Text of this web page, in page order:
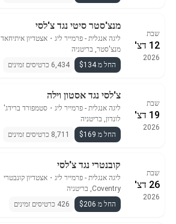
שבת
12 דצ'
2026
מנצ'סטר סיטי נגד צ'לסי
ליגה אנגלית - פרמייר ליג ・ אצטדיון איתיחאד
מנצ'סטר, בריטניה
החל מ $134
6,434 כרטיסים זמינים
שבת
19 דצ'
2026
צ'לסי נגד אסטון וילה
ליגה אנגלית - פרמייר ליג ・ סטמפורד ברידג'
לונדון, בריטניה
החל מ $169
8,711 כרטיסים זמינים
שבת
26 דצ'
2026
קובנטרי נגד צ'לסי
ליגה אנגלית - פרמייר ליג ・ אצטדיון קונבטרי
Coventry, בריטניה
החל מ $206
426 כרטיסים זמינים